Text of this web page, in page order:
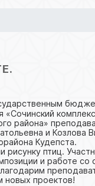
района»
и Козлова
Кудепста.
птиц.
и работе со
новых проектов!